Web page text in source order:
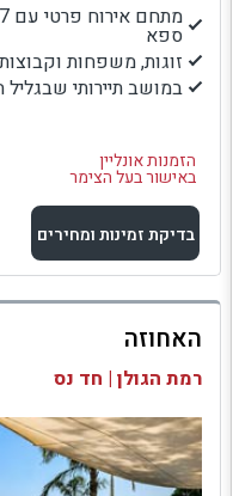
ספא
זוגות, משפחות וקבוצות
במושב תיירותי
הזמנות אונליין
באישור בעל הצימר
בדיקת זמינות ומחירים
למתחם זה
בדיקת זמינות ומחירים
האחוזה
רמת הגולן | חד נס